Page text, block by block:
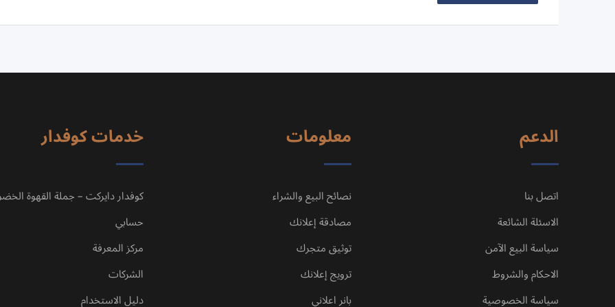
الدعم
اتصل بنا
الاسئلة الشائعة
سياسة البيع الآمن
الاحكام والشروط
سياسة الخصوصية
معلومات
نصائح البيع والشراء
مصادقة إعلانك
توثيق متجرك
ترويج إعلانك
بانر اعلاني
خدمات كوفدار
كوفدار دايركت – جملة القهوة
حسابي
مركز المعرفة
الشركات
دليل الاستخدام